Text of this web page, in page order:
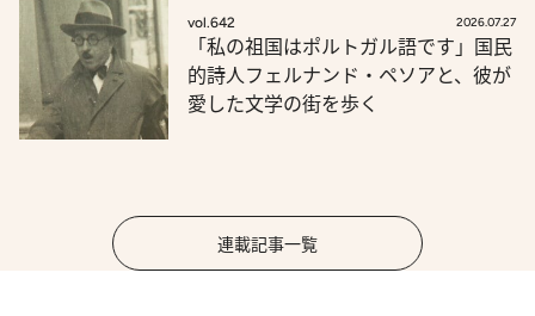
vol.642 2026.07.27
「私の祖国はポルトガル語です」国民
的詩人フェルナンド・ペソアと、彼が
愛した文学の街を歩く
連載記事一覧